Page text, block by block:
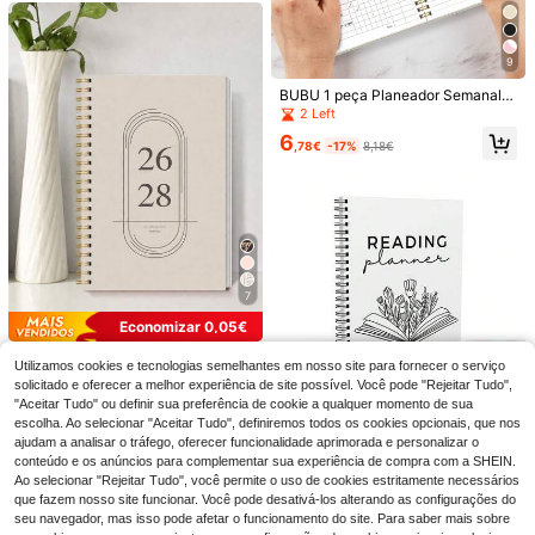
SHEGLAM
SHEGLAM Ultimate Esponja De Bel
eza Universal Marca De Beleza Co
s E Meninas
#1 Mais Vendido
em Esponja de maquilhagem Esponjas e esponjas de m
(1000+)
2 ,59€ -10% 2,88€
nsível
Clipe para pendurar quadros sem p
erfuração que não deixa marcas - G
anchos de parede removíveis de du
pla face para molduras e obras de a
rte, adesivo sem danos, fita de insta
lação à prova d'água, kit para pend
urar quadros de alta resistência, ca
bides de parede adesivos para mold
uras - sem danos, à prova d'água, f
áceis de instalar e remover, ideais p
ara decoração de casa, prateleira d
3,88€
7
Economizar 0,05€
BUBU 1 peça Caderno Planeador E
spiral Semanal e Mensal 2026-202
8, Agenda de Marcações Académic
as e Diário para Melhorar a Produti
vidade, Adequado para Uso em Ca
sa, Escola e Trabalho, Tamanho A5,
Material Escolar de Regresso às Au
las, Material de Escritório, Material
Escolar, Presentes para Professore
s, Presentes para Homens
6,12€6,17€
9
BUBU 1 peça Planeador Semanal,
Material Escolar, Material de Escrit
ório, Caderno Espiral, Essenciais de
Regresso às Aulas, Presente para P
2 Left
6 ,78€ -17% 8,18€
Caderno de Planejamento de Leitur
a, Plano de Leitura 2025, Desafio d
e Leitura, Diário de Resenhas de Li
vros, Registro Mensal de Leitura -
O Melhor Presente para Amantes d
e Livros
8 ,18€
Utilizamos cookies e tecnologias semelhantes em nosso site para fornecer o serviço
solicitado e oferecer a melhor experiência de site possível. Você pode "Rejeitar Tudo",
"Aceitar Tudo" ou definir sua preferência de cookie a qualquer momento de sua
escolha. Ao selecionar "Aceitar Tudo", definiremos todos os cookies opcionais, que nos
ajudam a analisar o tráfego, oferecer funcionalidade aprimorada e personalizar o
conteúdo e os anúncios para complementar sua experiência de compra com a SHEIN.
Ao selecionar "Rejeitar Tudo", você permite o uso de cookies estritamente necessários
que fazem nosso site funcionar. Você pode desativá-los alterando as configurações do
seu navegador, mas isso pode afetar o funcionamento do site. Para saber mais sobre